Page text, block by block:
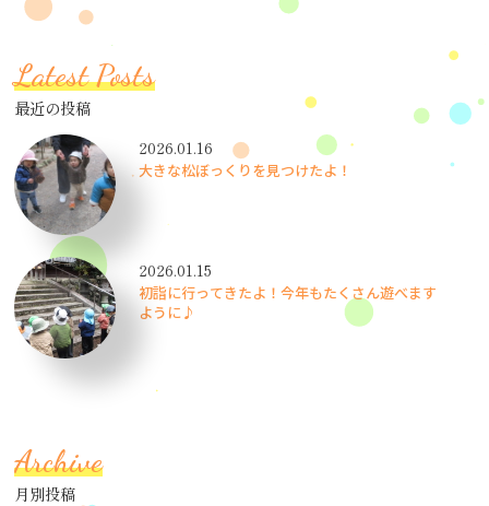
Latest Posts
最近の投稿
2026.01.16
大きな松ぼっくりを見つけたよ！
2026.01.15
初詣に行ってきたよ！今年もたくさん遊べます
ように♪
Archive
月別投稿